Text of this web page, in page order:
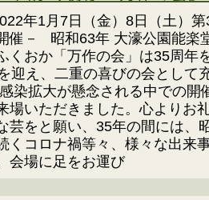
年1月7日（金）8日（土）第
－ 昭和63年 大濠公園能楽
おか「万作の会」は35周年
迎え、二重の喜びの会として
染拡大が懸念される中での開
場いただきました。心よりお
芸をと願い、35年の間には、
くコロナ禍等々、様々な出来
会場に足をお運び